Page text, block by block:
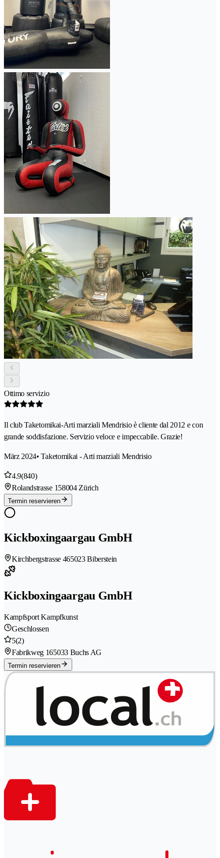
Ottimo servizio
Il club Taketomikai-Arti marziali Mendrisio è cliente dal 2012 e con
grande soddisfazione. Servizio veloce e impeccabile. Grazie!
März 2024• Taketomikai - Arti marziali Mendrisio
4.9(840)
Rolandstrasse 158004 Zürich
Termin reservieren
Kickboxingaargau GmbH
Kirchbergstrasse 465023 Biberstein
Kickboxingaargau GmbH
Kampfsport Kampfkunst
Geschlossen
5(2)
Fabrikweg 165033 Buchs AG
Termin reservieren